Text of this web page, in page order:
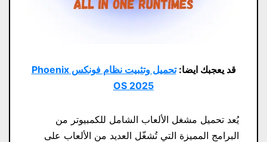
قد يعجبك ايضا:
تحميل وتثبيت نظام فونكس Phoenix
OS 2025
يُعد تحميل مشغل الألعاب الشامل للكمبيوتر من
البرامج المميزة التي تُشغّل العديد من الألعاب على